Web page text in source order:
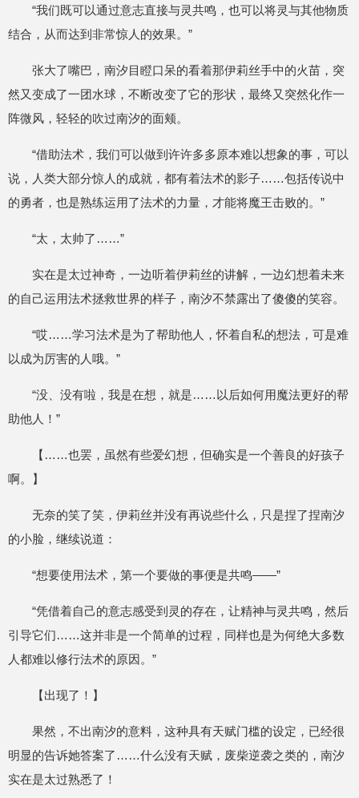
“我们既可以通过意志直接与灵共鸣，也可以将灵与其他物质
结合，从而达到非常惊人的效果。”
张大了嘴巴，南汐目瞪口呆的看着那伊莉丝手中的火苗，突
然又变成了一团水球，不断改变了它的形状，最终又突然化作一
阵微风，轻轻的吹过南汐的面颊。
“借助法术，我们可以做到许许多多原本难以想象的事，可以
说，人类大部分惊人的成就，都有着法术的影子……包括传说中
的勇者，也是熟练运用了法术的力量，才能将魔王击败的。”
“太，太帅了……”
实在是太过神奇，一边听着伊莉丝的讲解，一边幻想着未来
的自己运用法术拯救世界的样子，南汐不禁露出了傻傻的笑容。
“哎……学习法术是为了帮助他人，怀着自私的想法，可是难
以成为厉害的人哦。”
“没、没有啦，我是在想，就是……以后如何用魔法更好的帮
助他人！”
【……也罢，虽然有些爱幻想，但确实是一个善良的好孩子
啊。】
无奈的笑了笑，伊莉丝并没有再说些什么，只是捏了捏南汐
的小脸，继续说道：
“想要使用法术，第一个要做的事便是共鸣——”
“凭借着自己的意志感受到灵的存在，让精神与灵共鸣，然后
引导它们……这并非是一个简单的过程，同样也是为何绝大多数
人都难以修行法术的原因。”
【出现了！】
果然，不出南汐的意料，这种具有天赋门槛的设定，已经很
明显的告诉她答案了……什么没有天赋，废柴逆袭之类的，南汐
实在是太过熟悉了！